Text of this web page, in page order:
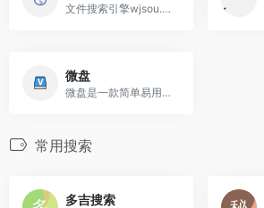
文件搜索引擎wjsou.com提供源...
微盘
微盘是一款简单易用的网盘，...
常用搜索
多吉搜索